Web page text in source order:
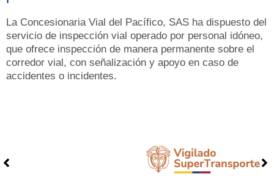
La Concesionaria Vial del Pacífico, SAS ha dispuesto del
servicio de inspección vial operado por personal idóneo,
que ofrece inspección de manera permanente sobre el
corredor vial, con señalización y apoyo en caso de
accidentes o incidentes.